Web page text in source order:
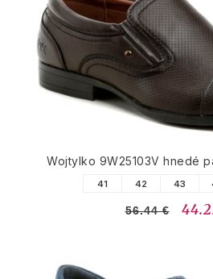
Wojtylko 9W25103V hnedé
41 42 43
56.44 €